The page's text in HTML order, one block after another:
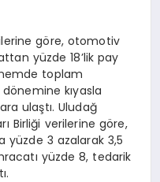
göre, otomotiv
yüzde 18’lik pay
toplam
kıyasla
ulaştı. Uludağ
Birliği verilerine göre,
yüzde 3 azalarak 3,5
yüzde 8, tedarik